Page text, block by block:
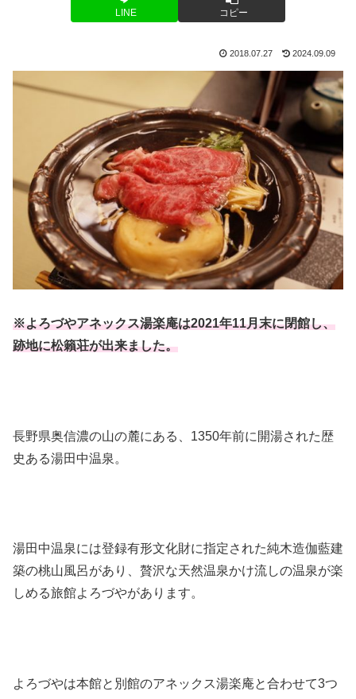
LINE コピー
2018.07.27 2024.09.09
※よろづやアネックス湯楽庵は2021年11月末に閉館し、
跡地に松籟荘が出来ました。
長野県奥信濃の山の麓にある、1350年前に開湯された歴
史ある湯田中温泉。
湯田中温泉には登録有形文化財に指定された純木造伽藍建
築の桃山風呂があり、贅沢な天然温泉かけ流しの温泉が楽
しめる旅館よろづやがあります。
よろづやは本館と別館のアネックス湯楽庵と合わせて3つ